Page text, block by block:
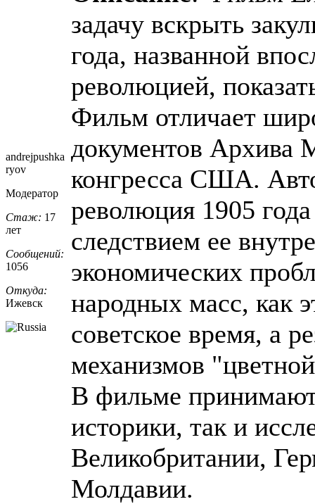
andrejpushka
ryov
Модератор
Стаж: 17
лет
Сообщений:
1056
Откуда:
Ижевск
задачу вскрыть
года, названной
революцией,
Фильм отличает
документов
конгресса США.
революция 1905
следствием ее
экономических
народных масс, как
советское время, а
механизмов
В фильме принимают
историки, так и
Великобритании,
Молдавии.